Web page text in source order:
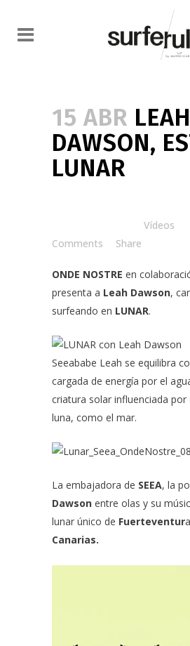
15 ABR LEAH
DAWSON,
LUNAR
Vídeos
Comments
Share
ONDE NOSTRE en
presenta a Leah Dawson,
surfeando en LUNAR.
Seeababe Leah se equilibra
cargada de energía por el
criatura solar influenciada por
luna, como el mar.
La embajadora de SEEA, la
Dawson entre olas y su
lunar único de Fuerteventur
Canarias.